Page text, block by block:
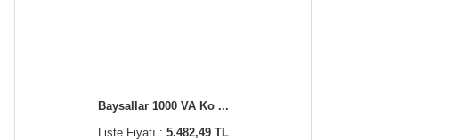
Baysallar 1000 VA Ko ...
Liste Fiyatı : 5.482,49 TL